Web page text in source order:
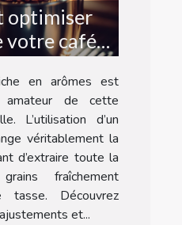
optimiser
votre café
intégré
?
en arômes est
de cette
L’utilisation d’un
véritablement la
d’extraire toute la
fraîchement
tasse. Découvrez
et...